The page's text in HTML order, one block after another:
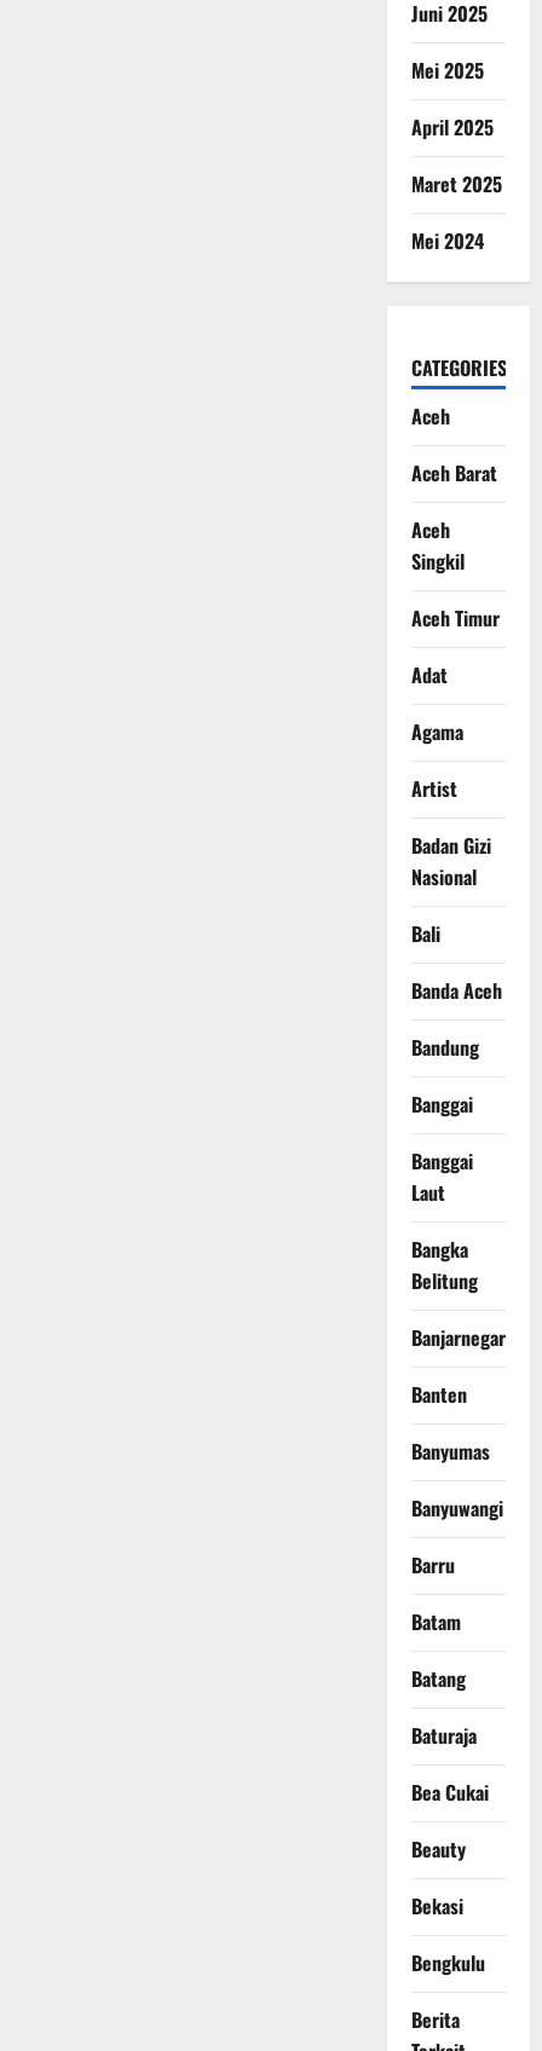
Juni 2025
Mei 2025
April 2025
Maret 2025
Mei 2024
CATEGORIES
Aceh
Aceh Barat
Aceh
Singkil
Aceh Timur
Adat
Agama
Artist
Badan Gizi
Nasional
Bali
Banda Aceh
Bandung
Banggai
Banggai
Laut
Bangka
Belitung
Banjarnegara
Banten
Banyumas
Banyuwangi
Barru
Batam
Batang
Baturaja
Bea Cukai
Beauty
Bekasi
Bengkulu
Berita